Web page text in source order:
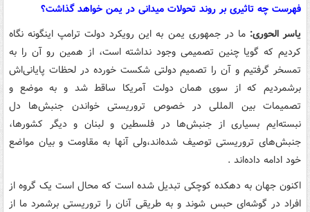
فهرست چه تاثیری بر روند تحولات میدانی در یمن خواهد گذاشت؟
یاسر الحوری:ما در جمهوری یمن به این رویکرد دولت ترامپ اینگونه نگاه
کردیم که گویا چنین تصمیمی وجود نداشته است، از همین رو آن را به
تمسخر گرفتیم و آن را تصمیم دولتی شکست خورده در لحظات پایانی‌اش
برشمردیم که از سوی همان دولت آمریکا ساقط شد و به موضع و
تصمیمات بین المللی در خصوص تروریستی خواندن جنبش‌ها دل
نبسته‌ایم بسیاری از جنبش‌ها در فلسطین و لبنان و دیگر کشورها،
جنبش‌های تروریستی توصیف شده‌اند،‌ولی آنها به مقاومت و بیان مواضع
خود ادامه داده‌اند .
اکنون جهان به دهکده کوچکی تبدیل شده است که محال است یک گروه از
افراد در گوشه‌ای حبس شوند و به طریقی آنان را تروریستی برشمرد ما از